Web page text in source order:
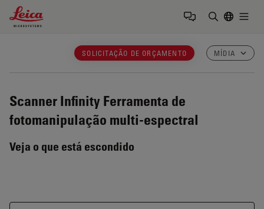
Leica Microsystems Logo
SOLICITAÇÃO DE ORÇAMENTO MÍDIA
Scanner Infinity Ferramenta de
fotomanipulação multi-espectral
Veja o que está escondido